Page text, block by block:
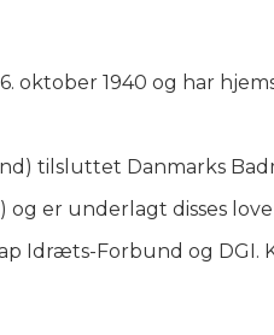
oktober 1940 og har
tilsluttet Danmarks
er underlagt disses love
Idræts-Forbund og DGI.